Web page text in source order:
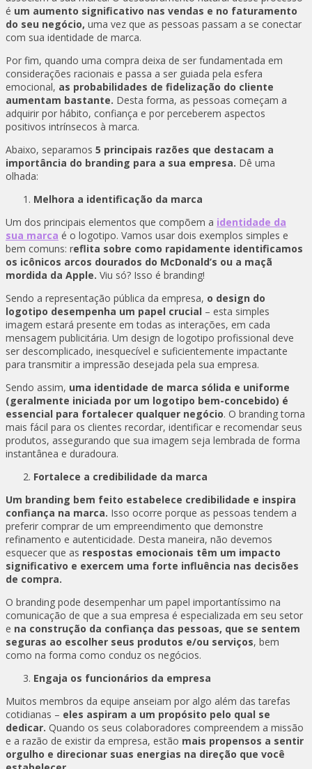
é um aumento significativo nas vendas e no faturamento
do seu negócio, uma vez que as pessoas passam a se conectar
com sua identidade de marca.
Por fim, quando uma compra deixa de ser fundamentada em
considerações racionais e passa a ser guiada pela esfera
emocional, as probabilidades de fidelização do cliente
aumentam bastante. Desta forma, as pessoas começam a
adquirir por hábito, confiança e por perceberem aspectos
positivos intrínsecos à marca.
Abaixo, separamos 5 principais razões que destacam a
importância do branding para a sua empresa. Dê uma
olhada:
Melhora a identificação da marca
Um dos principais elementos que compõem a identidade da
sua marca é o logotipo. Vamos usar dois exemplos simples e
bem comuns: reflita sobre como rapidamente identificamos
os icônicos arcos dourados do McDonald’s ou a maçã
mordida da Apple. Viu só? Isso é branding!
Sendo a representação pública da empresa, o design do
logotipo desempenha um papel crucial – esta simples
imagem estará presente em todas as interações, em cada
mensagem publicitária. Um design de logotipo profissional deve
ser descomplicado, inesquecível e suficientemente impactante
para transmitir a impressão desejada pela sua empresa.
Sendo assim, uma identidade de marca sólida e uniforme
(geralmente iniciada por um logotipo bem-concebido) é
essencial para fortalecer qualquer negócio. O branding torna
mais fácil para os clientes recordar, identificar e recomendar seus
produtos, assegurando que sua imagem seja lembrada de forma
instantânea e duradoura.
Fortalece a credibilidade da marca
Um branding bem feito estabelece credibilidade e inspira
confiança na marca. Isso ocorre porque as pessoas tendem a
preferir comprar de um empreendimento que demonstre
refinamento e autenticidade. Desta maneira, não devemos
esquecer que as respostas emocionais têm um impacto
significativo e exercem uma forte influência nas decisões
de compra.
O branding pode desempenhar um papel importantíssimo na
comunicação de que a sua empresa é especializada em seu setor
e na construção da confiança das pessoas, que se sentem
seguras ao escolher seus produtos e/ou serviços, bem
como na forma como conduz os negócios.
Engaja os funcionários da empresa
Muitos membros da equipe anseiam por algo além das tarefas
cotidianas – eles aspiram a um propósito pelo qual se
dedicar. Quando os seus colaboradores compreendem a missão
e a razão de existir da empresa, estão mais propensos a sentir
orgulho e direcionar suas energias na direção que você